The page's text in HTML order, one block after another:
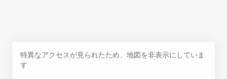
特異なアクセスが見られたため、地図を非表示にしていま
す